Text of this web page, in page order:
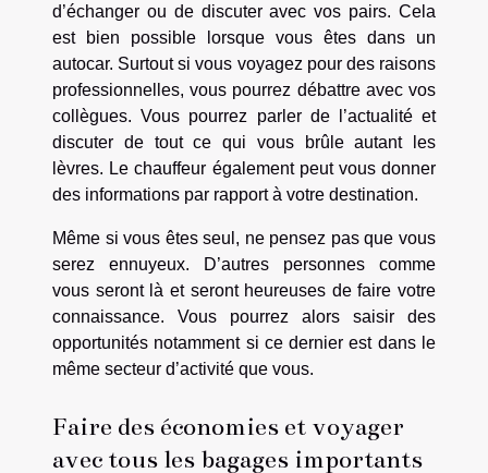
d’échanger ou de discuter avec vos pairs. Cela
est bien possible lorsque vous êtes dans un
autocar. Surtout si vous voyagez pour des raisons
professionnelles, vous pourrez débattre avec vos
collègues. Vous pourrez parler de l’actualité et
discuter de tout ce qui vous brûle autant les
lèvres. Le chauffeur également peut vous donner
des informations par rapport à votre destination.
Même si vous êtes seul, ne pensez pas que vous
serez ennuyeux. D’autres personnes comme
vous seront là et seront heureuses de faire votre
connaissance. Vous pourrez alors saisir des
opportunités notamment si ce dernier est dans le
même secteur d’activité que vous.
Faire des économies et voyager
avec tous les bagages importants